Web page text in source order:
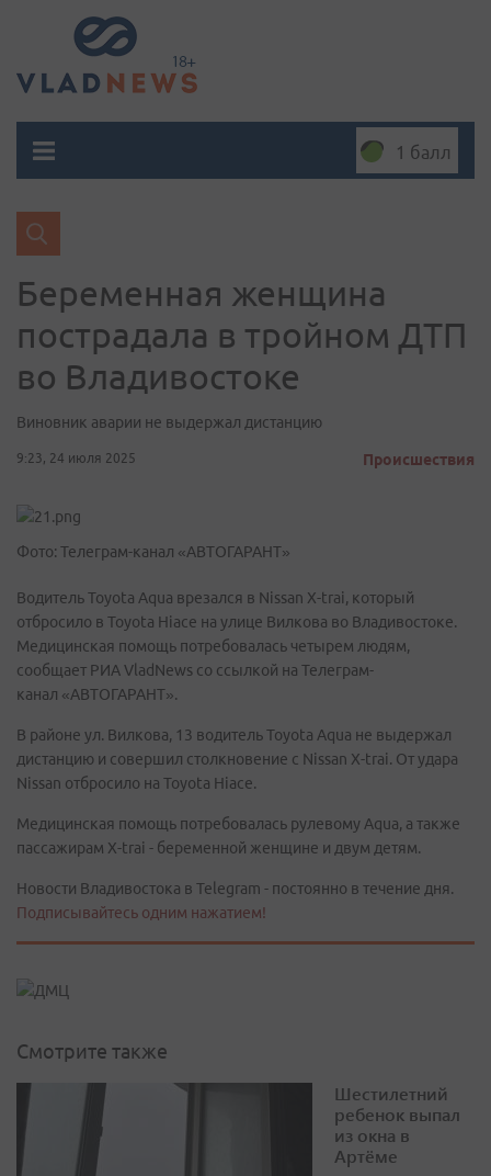
1 балл
Беременная женщина
пострадала в тройном ДТП
во Владивостоке
Виновник аварии не выдержал дистанцию
9:23, 24 июля 2025 Происшествия
Фото: Телеграм-канал «АВТОГАРАНТ»
Водитель Toyota Aqua врезался в Nissan X-trai, который
отбросило в Toyota Hiace на улице Вилкова во Владивостоке.
Медицинская помощь потребовалась четырем людям,
сообщает РИА VladNews со ссылкой на Телеграм-
канал «АВТОГАРАНТ».
В районе ул. Вилкова, 13 водитель Toyota Aqua не выдержал
дистанцию и совершил столкновение с Nissan X-trai. От удара
Nissan отбросило на Toyota Hiace.
Медицинская помощь потребовалась рулевому Aqua, а также
пассажирам X-trai - беременной женщине и двум детям.
Новости Владивостока в Telegram - постоянно в течение дня.
Подписывайтесь одним нажатием!
Смотрите также
Шестилетний
ребенок выпал
из окна в
Артёме